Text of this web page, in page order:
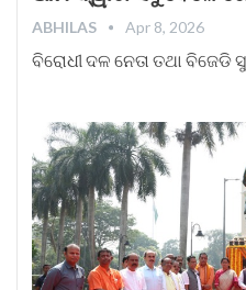
ABHILAS Apr 8, 2026
ବିରୋଧୀ ଦଳ ନେତା ତଥା ବିଜେଡି